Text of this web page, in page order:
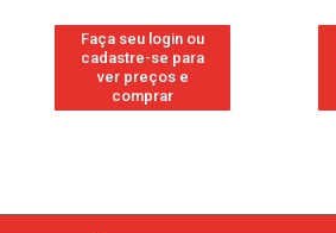
Faça seu login ou
cadastre-se para
ver preços e
comprar